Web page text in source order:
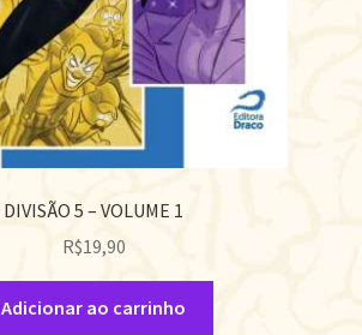
DIVISÃO 5 – VOLUME 1
R$19,90
Adicionar ao carrinho